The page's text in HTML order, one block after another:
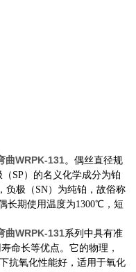
曲WRPK-131。偶丝直径规
SP）的名义化学成分为铂
负极（SN）为纯铂，故俗称
长期使用温度为1300℃，短
曲WRPK-131系列中具有准
命长等优点。它的物理，
抗氧化性能好，适用于氧化